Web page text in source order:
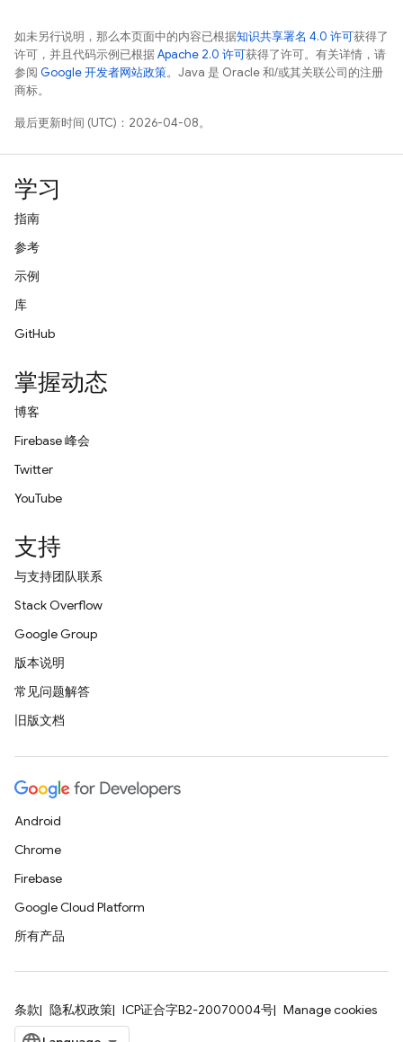
如未另行说明，那么本页面中的内容已根据知识共享署名 4.0 许可获得了
许可，并且代码示例已根据Apache 2.0 许可获得了许可。有关详情，请
参阅 Google 开发者网站政策。Java 是 Oracle 和/或其关联公司的注册
商标。
最后更新时间 (UTC)：2026-04-08。
学习
指南
参考
示例
库
GitHub
掌握动态
博客
Firebase 峰会
Twitter
YouTube
支持
与支持团队联系
Stack Overflow
Google Group
版本说明
常见问题解答
旧版文档
Android
Chrome
Firebase
Google Cloud Platform
所有产品
条款 隐私权政策 ICP证合字B2-20070004号 Manage cookies